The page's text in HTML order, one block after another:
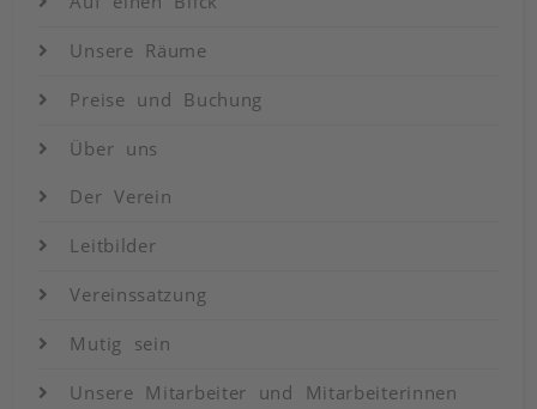
Unsere Räume
Preise und Buchung
Über uns
Der Verein
Leitbilder
Vereinssatzung
Mutig sein
Unsere Mitarbeiter und Mitarbeiterinnen